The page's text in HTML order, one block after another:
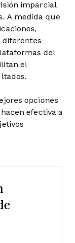
imparcial
A medida que
diferentes
del
el
opciones
efectiva a